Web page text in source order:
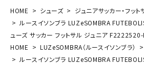
HOME シューズ
ジュニアサッカー・フッ
ルースイソンブラ LUZeSOMBRA
ューズ サッカー フットサル ジュニア
HOME
LUZeSOMBRA（ルースイソンブラ）
ルースイソンブラ LUZeSOMBRA